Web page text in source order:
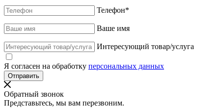
Телефон*
Ваше имя
Интересующий товар/услуга
Я согласен на обработку персональных данных
Обратный звонок
Представьтесь, мы вам перезвоним.